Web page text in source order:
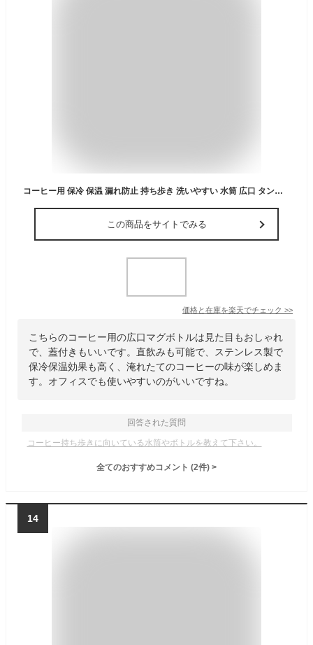
コーヒー用 保冷 保温 漏れ防止 持ち歩き 洗いやすい 水筒 広口 タンブラー マグボトル お洒落 カフェマグ 蓋付き ボトル お洒落 直飲み プレゼント用 ビジネス用 ステンレス
この商品をサイトでみる
価格と在庫を楽天でチェック >>
こちらのコーヒー用の広口マグボトルは見た目もおしゃれ
で、蓋付きもいいです。直飲みも可能で、ステンレス製で
保冷保温効果も高く、淹れたてのコーヒーの味が楽しめま
す。オフィスでも使いやすいのがいいですね。
回答された質問
コーヒー持ち歩きに向いている水筒やボトルを教えて下さい。
全てのおすすめコメント (2件) >
14